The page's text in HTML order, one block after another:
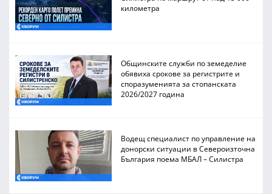
километра
Общинските служби по земеделие
обявиха срокове за регистрите и
споразуменията за стопанската
2026/2027 година
Водещ специалист по управление на
донорски ситуации в Североизточна
България поема МБАЛ – Силистра